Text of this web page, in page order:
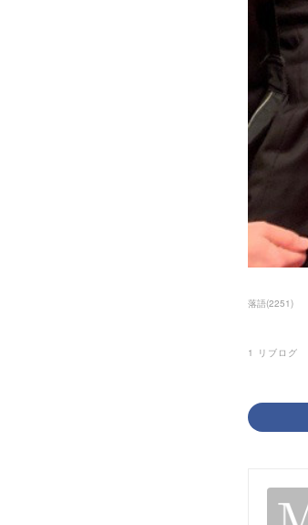
落語(2251)
1 リブログ